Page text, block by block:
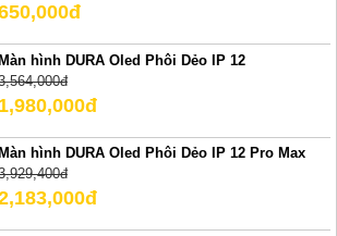
hình DURA Oled Phôi Dẻo IP 12
1,980,000đ
Màn hình DURA Oled Phôi Dẻo IP 12 Pro Max